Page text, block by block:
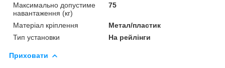
Максимально допустиме
навантаження (кг)
75
Матеріал кріплення
Метал/пластик
Тип установки
На рейлінги
Приховати